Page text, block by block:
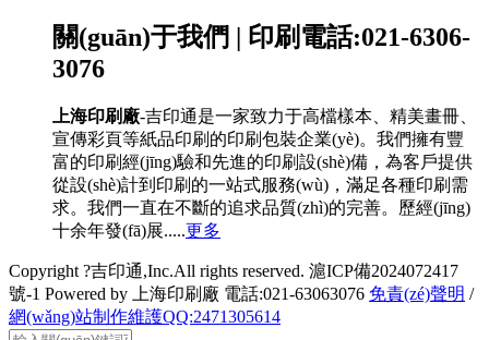
關(guān)于我們 | 印刷電話:021-6306-
3076
上海印刷廠-吉印通是一家致力于高檔樣本、精美畫冊、
宣傳彩頁等紙品印刷的印刷包裝企業(yè)。我們擁有豐
富的印刷經(jīng)驗和先進的印刷設(shè)備，為客戶提供
從設(shè)計到印刷的一站式服務(wù)，滿足各種印刷需
求。我們一直在不斷的追求品質(zhì)的完善。歷經(jīng)
十余年發(fā)展.....更多
Copyright ?吉印通,Inc.All rights reserved. 滬ICP備2024072417
號-1 Powered by 上海印刷廠 電話:021-63063076 免責(zé)聲明 /
網(wǎng)站制作維護QQ:2471305614